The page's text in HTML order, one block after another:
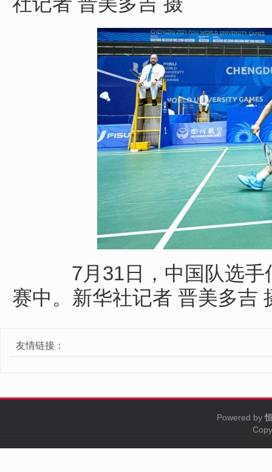
7月31日，中国队选手
赛中。新华社记者 晋美多吉
友情链接：
Powered by